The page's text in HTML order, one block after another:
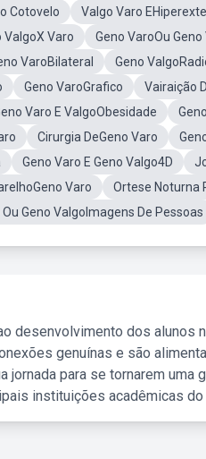
Cotovelo Valgo Varo
ValgoX Varo Geno VaroOu Geno
VaroBilateral Geno
Geno VaroGrafico
Vairaição
Varo E ValgoObesidade
Cirurgia DeGeno Varo
Geno Varo E Geno Valgo4D
Varo
Ortese Noturna
Geno ValgoImagens De Pessoas
desenvolvimento dos alunos
genuínas e são
para se tornarem uma
instituições acadêmicas do